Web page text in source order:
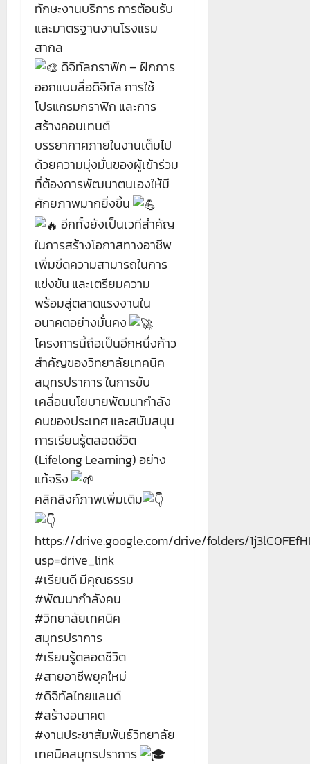
ทักษะงานบริการ การต้อนรับ
และมาตรฐานงานโรงแรม
สากล
ดิจิทัลกราฟิก – ฝึกการ
ออกแบบสื่อดิจิทัล การใช้
โปรแกรมกราฟิก และการ
สร้างคอนเทนต์
บรรยากาศภายในงานเต็มไป
ด้วยความมุ่งมั่นของผู้เข้าร่วม
ที่ต้องการพัฒนาตนเองให้มี
ศักยภาพมากยิ่งขึ้น
อีกทั้งยังเป็นเวทีสำคัญ
ในการสร้างโอกาสทางอาชีพ
เพิ่มขีดความสามารถในการ
แข่งขัน และเตรียมความ
พร้อมสู่ตลาดแรงงานใน
อนาคตอย่างมั่นคง
โครงการนี้ถือเป็นอีกหนึ่งก้าว
สำคัญของวิทยาลัยเทคนิค
สมุทรปราการ ในการขับ
เคลื่อนนโยบายพัฒนากำลัง
คนของประเทศ และสนับสนุน
การเรียนรู้ตลอดชีวิต
(Lifelong Learning) อย่าง
แท้จริง
คลิกลิงก์ภาพเพิ่มเติม
https://drive.google.com/drive/folders/
usp=drive_link
#เรียนดีมีคุณธรรม
#พัฒนากำลังคน
#วิทยาลัยเทคนิค
สมุทรปราการ
#เรียนรู้ตลอดชีวิต
#สายอาชีพยุคใหม่
#ดิจิทัลไทยแลนด์
#สร้างอนาคต
#งานประชาสัมพันธ์วิทยาลัย
เทคนิคสมุทรปราการ